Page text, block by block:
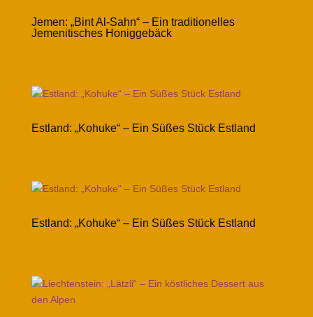
Jemen: „Bint Al-Sahn“ – Ein traditionelles
Jemenitisches Honiggebäck
Estland: „Kohuke“ – Ein Süßes Stück Estland
Estland: „Kohuke“ – Ein Süßes Stück Estland